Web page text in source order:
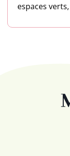
espaces